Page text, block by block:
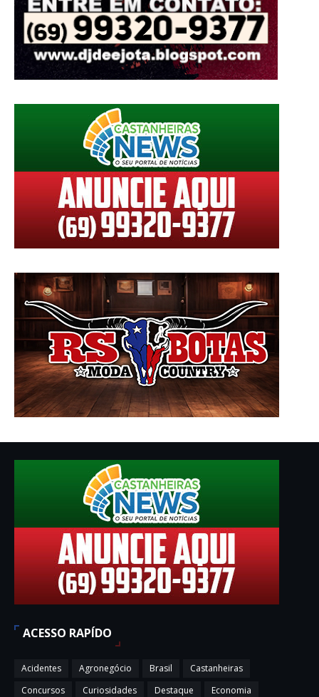
ACESSO RAPÍDO
Acidentes Agronegócio Brasil
Castanheiras
Concursos
Curiosidades Destaque
Economia